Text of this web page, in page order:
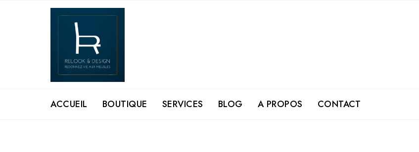
ACCUEIL BOUTIQUE SERVICES BLOG A PROPOS CONTACT